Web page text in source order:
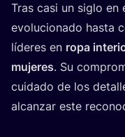
Tras casi un siglo en
evo­lu­cio­na­do has­ta
líde­res en ropa
muje­res. Su
cui­da­do de los
alcan­zar este